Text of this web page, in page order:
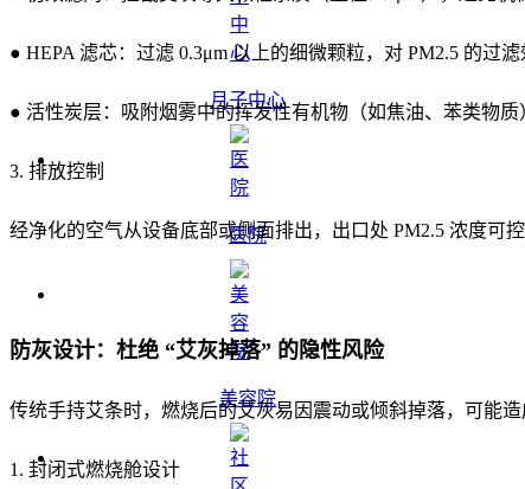
月子中心
医院
美容院
● HEPA 滤芯：过滤 0.3μm 以上的细微颗粒，对 PM2.5 的过滤
● 活性炭层：吸附烟雾中的挥发性有机物（如焦油、苯类物质
3. 排放控制
经净化的空气从设备底部或侧面排出，出口处 PM2.5 浓度可
防灰设计：杜绝 “艾灰掉落” 的隐性风险
传统手持艾条时，燃烧后的艾灰易因震动或倾斜掉落，可能
1. 封闭式燃烧舱设计